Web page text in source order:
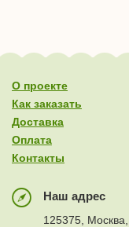
О проекте
Как заказать
Доставка
Оплата
Контакты
Наш адрес
125375,